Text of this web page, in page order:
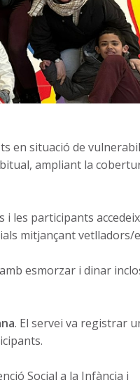
en situació de
ampliant la
i les participants
mitjançant vetlladors/
esmorzar i dinar
. El servei va registrar
Social a la Infància i